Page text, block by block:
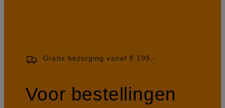
Gratis bezorging vanaf € 199,-
Voor bestellingen